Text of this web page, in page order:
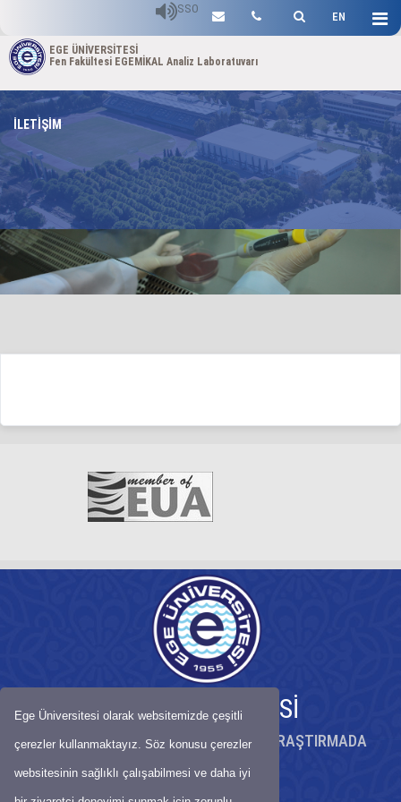
Ege Üniversitesi olarak websitemizde çeşitli
çerezler kullanmaktayız. Söz konusu çerezler
websitesinin sağlıklı çalışabilmesi ve daha iyi
EN
SSO
EGE ÜNİVERSİTESİ
Fen Fakültesi EGEMİKAL Analiz Laboratuvarı
İLETİŞİM
EGE ÜNİVERSİTESİ
KÖKLÜ BİRİKİMİYLE BİLİMDE ÖNCÜ, ARAŞTIRMADA